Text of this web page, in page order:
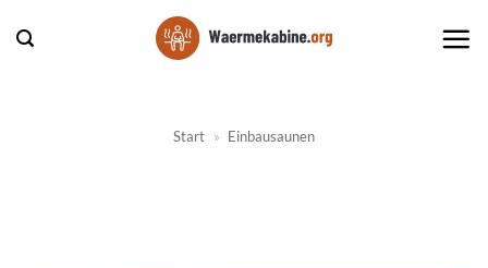
Inhalt
Start » Einbausaunen